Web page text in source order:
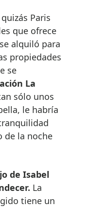
Paris
que ofrece
alquiló para
propiedades
se
La
sólo unos
le habría
de la noche
de Isabel
La
tiene un